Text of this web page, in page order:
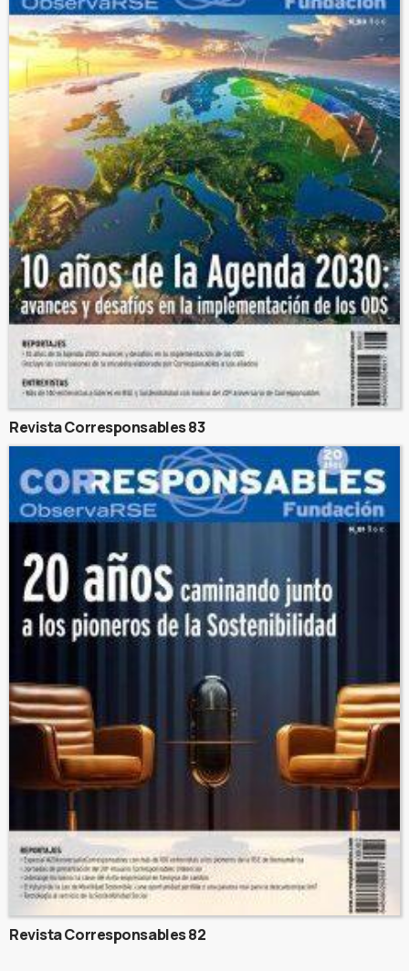
Revista Corresponsables 83
Revista Corresponsables 82